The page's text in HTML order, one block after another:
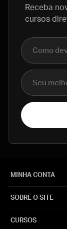
Receba
cursos
Nome
E-mail
MINHA CONTA
SOBRE O SITE
CURSOS